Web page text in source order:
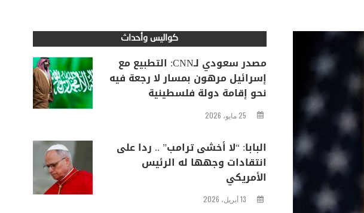
كواليس وأحداث
مصدر سعودي لـCNN: التطبيع مع
إسرائيل مرهون بمسار لا رجعة فيه
نحو إقامة دولة فلسطينية
25 مايو، 2026
البابا: “لا أخشى ترامب” .. ردا على
انتقادات وجهها له الرئيس
الأمريكي
13 أبريل، 2026